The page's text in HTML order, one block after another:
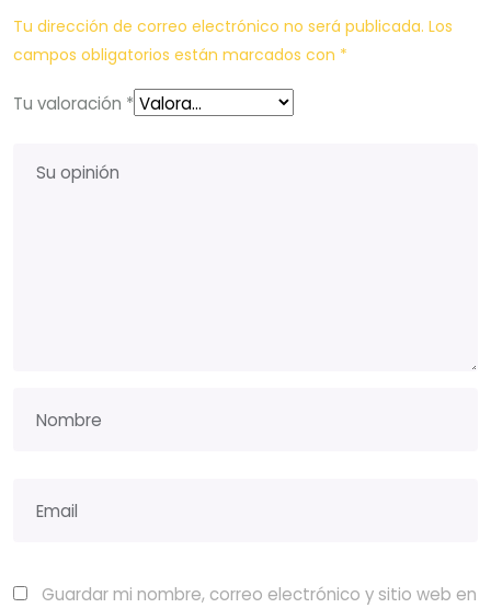
Tu dirección de correo electrónico no será publicada. Los
campos obligatorios están marcados con *
Tu valoración *
Guardar mi nombre, correo electrónico y sitio web en